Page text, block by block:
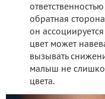
обратная сторона
он
цвет может
вызывать
малыш не
цвета.